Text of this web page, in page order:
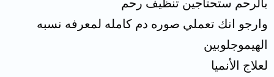
وارجو انك تعملي صوره دم كامله لمعرفه نسبه
الهيموجلوبين
لعلاج الأنميا